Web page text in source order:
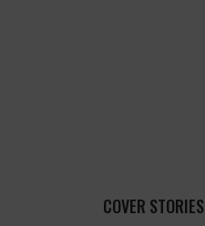
COVER STORIES